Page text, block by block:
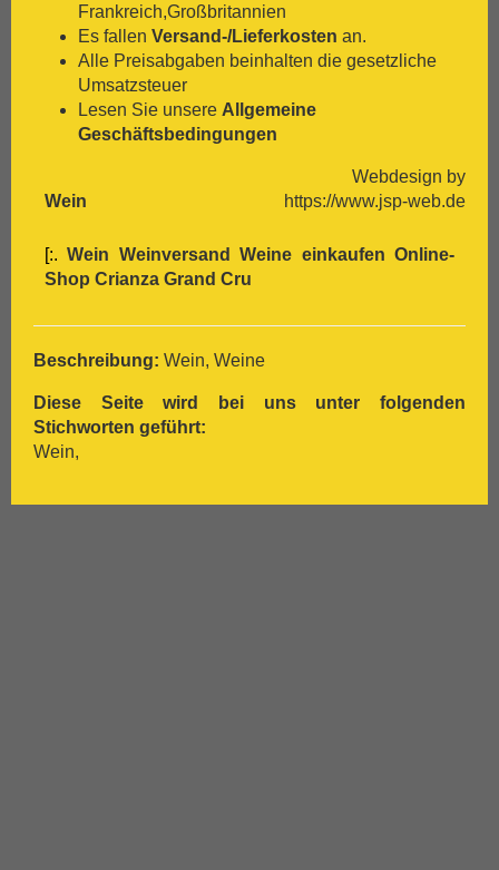
Primitivo
Refosco
Riesling
Rivaner
Rote Malvasia
Samtrot
[:. Sauvignon Blanc
[:. Sémillon
[:. Shiraz
[:. Spätburgunder
[:. Syrah
[:. Traminer
[:. Trebbiano
[:. Trepat
[:. Verdejo
Frankreich,Großbritannien
Es fallen Versand-/Lieferkosten an.
Alle Preisabgaben beinhalten die gesetzliche
Umsatzsteuer
Lesen Sie unsere Allgemeine
Geschäftsbedingungen
Wein
Webdesign by
https://www.jsp-web.de
[:.Wein Weinversand Weine einkaufen Online-
Shop Crianza Grand Cru
Beschreibung: Wein, Weine
Diese Seite wird bei uns unter folgenden
Stichworten geführt:
Wein,